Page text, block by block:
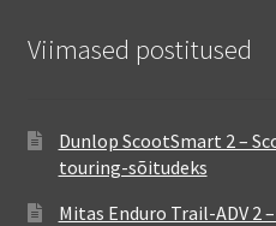
Viimased postitused
Dunlop ScootSmart 2 –
touring-sõitudeks
Mitas Enduro Trail-ADV 2